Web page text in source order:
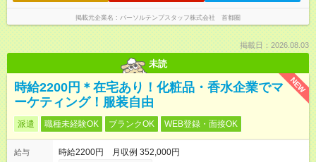
掲載元企業名 パーソルテンプスタッフ株式会社 首都圏
掲載日：2026.08.03
未読
NEW
時給2200円＊在宅あり！化粧品・香水企業でマ
ーケティング！服装自由
派遣 職種未経験OK ブランクOK WEB登録・面接OK
給与
時給2200円 月収例 352,000円